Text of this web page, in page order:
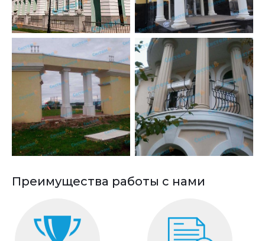
Преимущества работы с нами